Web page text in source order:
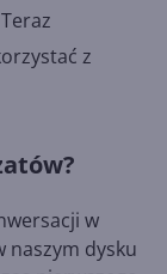
z
w
naszym dysku